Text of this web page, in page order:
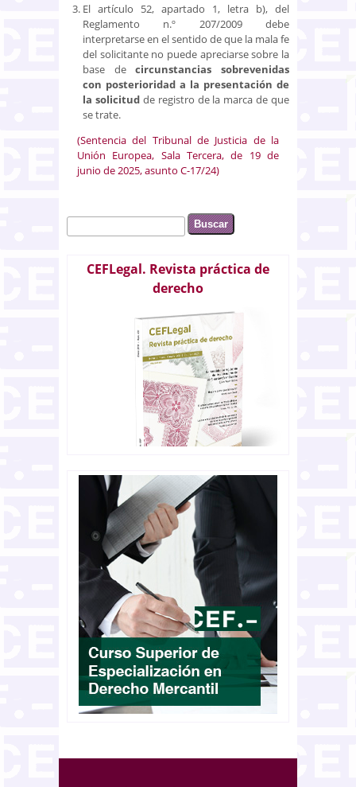
El artículo 52, apartado 1, letra b), del
Reglamento n.º 207/2009 debe
interpretarse en el sentido de que la mala fe
del solicitante no puede apreciarse sobre la
base decircunstancias sobrevenidas
con posterioridad a la presentación de
la solicitudde registro de la marca de que
se trate.
(Sentencia del Tribunal de Justicia de la
Unión Europea, Sala Tercera, de 19 de
junio de 2025, asunto C-17/24)
Formulario de búsqueda
Buscar
CEFLegal. Revista práctica de
derecho